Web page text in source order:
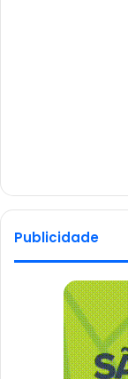
Publicidade